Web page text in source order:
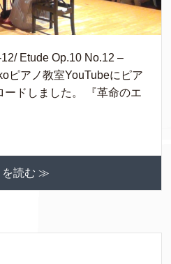
Etude Op.10 No.12 –
ピアノ教室YouTubeにピア
ードしました。 『革命のエ
を読む ≫